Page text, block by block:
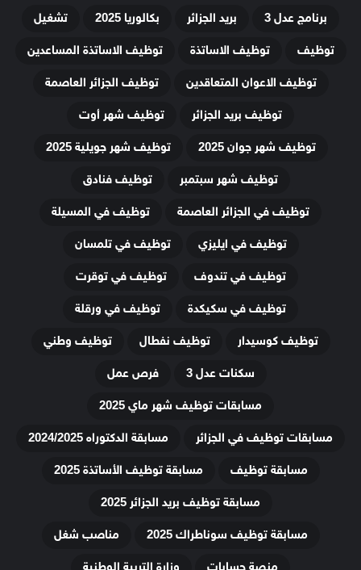
برنامج عدل 3
بريد الجزائر بكالوريا 2025
تشغيل
توظيف
توظيف الاساتذة
توظيف الاساتذة المساعدين
توظيف الاعوان المتعاقدين
توظيف الجزائر العاصمة
توظيف بريد الجزائر
توظيف شهر أوت
توظيف شهر جوان 2025
توظيف شهر جويلية 2025
توظيف شهر سبتمبر
توظيف فنادق
توظيف في الجزائر العاصمة
توظيف في المسيلة
توظيف في ايليزي
توظيف في تلمسان
توظيف في تندوف
توظيف في توقرت
توظيف في سكيكدة
توظيف في ورقلة
توظيف كوسيدار
توظيف نفطال
توظيف وطني
سكنات عدل 3
فرص عمل
مسابقات توظيف شهر ماي 2025
مسابقات توظيف في الجزائر
مسابقة الدكتوراه 2024/2025
مسابقة توظيف
مسابقة توظيف الأساتذة 2025
مسابقة توظيف بريد الجزائر 2025
مسابقة توظيف سوناطراك 2025
مناصب شغل